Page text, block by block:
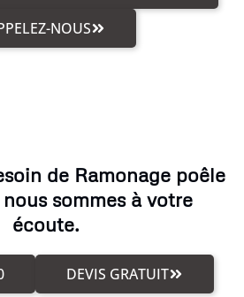
NOUS
de Ramonage poêle
sommes à votre
écoute.
DEVIS GRATUIT